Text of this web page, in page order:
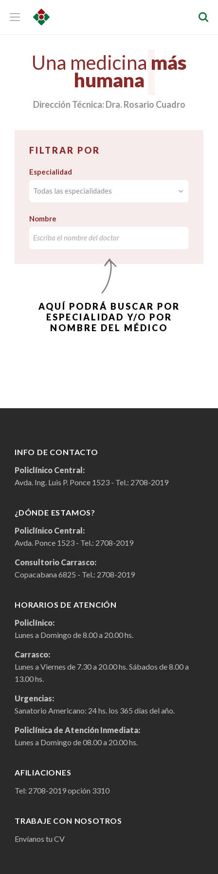
Una medicina más
humana
Dirección Técnica: Dra. Rosario Cuadro
FILTRAR POR
Especialidad
Nombre
AQUÍ PODRÁ BUSCAR POR
ESPECIALIDAD Y/O POR
NOMBRE DEL MÉDICO
INFO DE CONTACTO
Policlínico Central:
Avda. Ing. Luis P. Ponce 1523 - Tel.: 2708-2019
¿DÓNDE ESTAMOS?
Policlínico Central:
Avda. Ponce 1523 - Tel.: 2708-2019
Consultorio Carrasco:
Copacabana 6825 - Tel.: 2708-2019
HORARIOS DE ATENCIÓN
Policlínico:
Lunes a Domingo de 8.00 a 20.00 hs.
Carrasco:
Lunes a Viernes de 7.30 a 20.00 hs. Sábados de 8.00 a
13.00 hs.
Urgencias:
Sanatorio Americano: 24 hs. los 365 días del año.
Policlínica de Atención Inmediata:
Lunes a Domingo de 08.00 a 20.00 hs.
AFILIACIONES
Tel: 2708-2019opción 3310
TRABAJE CON NOSOTROS
Envíanos tu CV